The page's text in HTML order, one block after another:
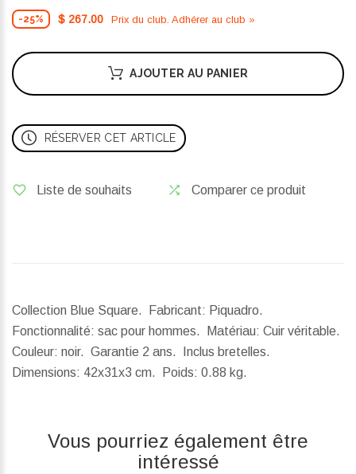
-25% $ 267.00 Prix ​​du club. Adhérer au club »
AJOUTER AU PANIER
RÉSERVER CET ARTICLE
Liste de souhaits Comparer ce produit
Collection Blue Square. Fabricant: Piquadro.
Fonctionnalité: sac pour hommes. Matériau: Cuir véritable.
Couleur: noir. Garantie 2 ans. Inclus bretelles.
Dimensions: 42x31x3 cm. Poids: 0.88 kg.
Vous pourriez également être
intéressé